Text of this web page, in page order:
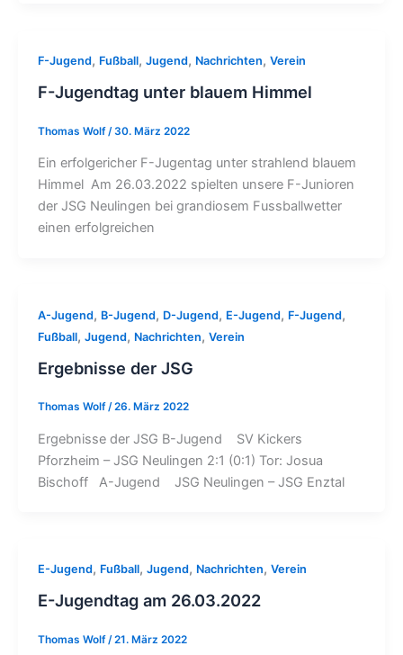
F-Jugend, Fußball, Jugend, Nachrichten, Verein
F-Jugendtag unter blauem Himmel
Thomas Wolf/30. März 2022
Ein erfolgericher F-Jugentag unter strahlend blauem
Himmel Am 26.03.2022 spielten unsere F-Junioren
der JSG Neulingen bei grandiosem Fussballwetter
einen erfolgreichen
A-Jugend, B-Jugend, D-Jugend, E-Jugend, F-Jugend,
Fußball, Jugend, Nachrichten, Verein
Ergebnisse der JSG
Thomas Wolf/26. März 2022
Ergebnisse der JSG B-Jugend SV Kickers
Pforzheim – JSG Neulingen 2:1 (0:1) Tor: Josua
Bischoff A-Jugend JSG Neulingen – JSG Enztal
E-Jugend, Fußball, Jugend, Nachrichten, Verein
E-Jugendtag am 26.03.2022
Thomas Wolf/21. März 2022